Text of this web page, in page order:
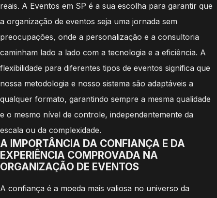
reais. A Eventos em SP é a sua escolha para garantir que
a organização de eventos seja uma jornada sem
preocupações, onde a personalização e a consultoria
caminham lado a lado com a tecnologia e a eficiência. A
flexibilidade para diferentes tipos de eventos significa que
nossa metodologia e nosso sistema são adaptáveis a
qualquer formato, garantindo sempre a mesma qualidade
e o mesmo nível de controle, independentemente da
escala ou da complexidade.
A IMPORTÂNCIA DA CONFIANÇA E DA
EXPERIÊNCIA COMPROVADA NA
ORGANIZAÇÃO DE EVENTOS
A confiança é a moeda mais valiosa no universo da